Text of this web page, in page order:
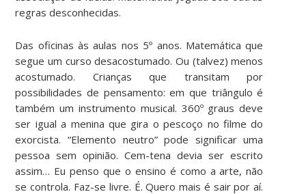
regras desconhecidas.
Das oficinas às aulas nos 5º anos. Matemática que
segue um curso desacostumado. Ou (talvez) menos
acostumado. Crianças que transitam por
possibilidades de pensamento: em que triângulo é
também um instrumento musical. 360º graus deve
ser igual a menina que gira o pescoço no filme do
exorcista. “Elemento neutro” pode significar uma
pessoa sem opinião. Cem-tena devia ser escrito
assim… Eu penso que o ensino é como a arte, não
se controla. Faz-se livre. É. Quero mais é sair por aí.